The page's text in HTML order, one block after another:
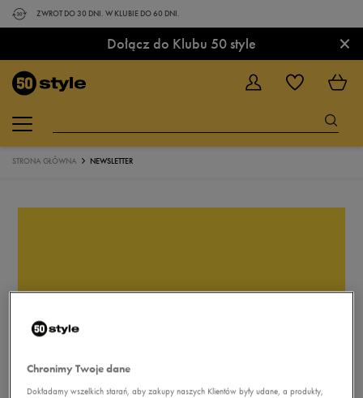
ZWROT DO 30 DNI. W KLUBIE DO 60 DNI.
Dołącz do Klubu 50 style ×
STRONA GŁÓWNA NEWSLETTER
Chronimy Twoje dane
Dokładamy wszelkich starań, aby zakupy naszych Klientów były udane, a produkty,